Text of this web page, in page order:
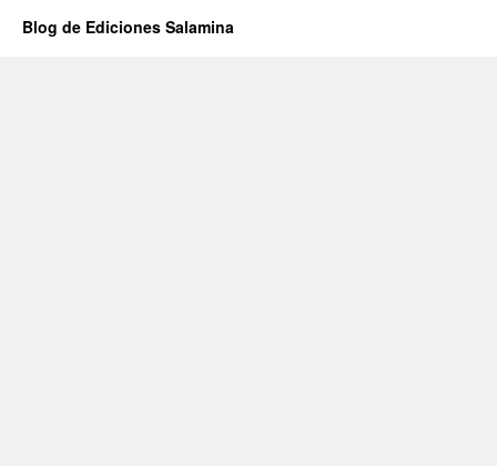
Blog de Ediciones Salamina